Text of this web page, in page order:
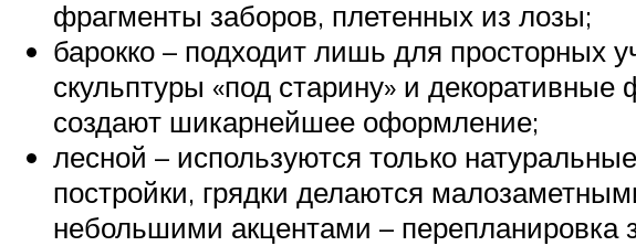
фрагменты заборов, плетенных из лозы;
барокко – подходит лишь для просторных
скульптуры «под старину» и
создают шикарнейшее оформление;
лесной – используются только
постройки, грядки делаются
небольшими акцентами – перепланировка